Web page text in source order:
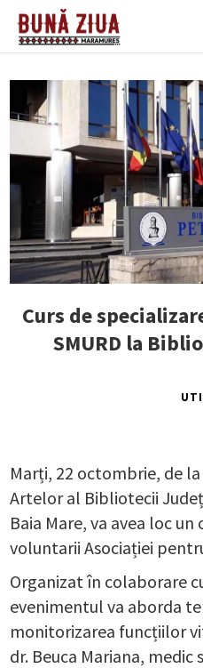
Curs de
SMURD la
Marți, 22 octombrie, de
Artelor al Bibliotecii
Baia Mare, va avea loc
voluntarii Asociației
Organizat în colaborare
evenimentul va aborda
monitorizarea funcțiilor
dr. Beuca Mariana,